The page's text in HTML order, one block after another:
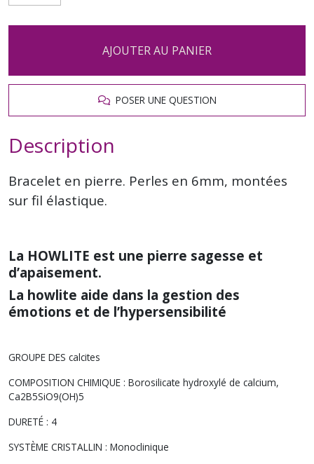
AJOUTER AU PANIER
POSER UNE QUESTION
Description
Bracelet en pierre. Perles en 6mm, montées
sur fil élastique.
La HOWLITE est une pierre sagesse et
d’apaisement.
La howlite aide dans la gestion des
émotions et de l’hypersensibilité
GROUPE DES calcites
COMPOSITION CHIMIQUE : Borosilicate hydroxylé de calcium,
Ca2B5SiO9(OH)5
DURETÉ : 4
SYSTÈME CRISTALLIN : Monoclinique